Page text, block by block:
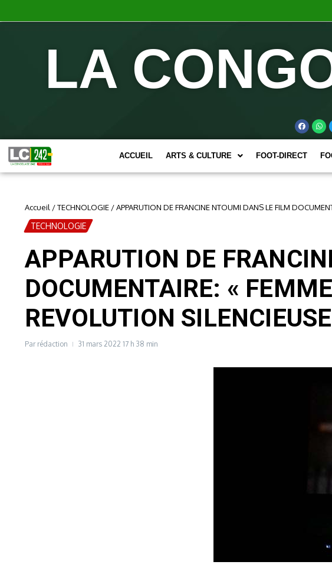
LA
ACCUEIL ARTS & CULTURE FOOT-DIRECT
Accueil /TECHNOLOGIE /APPARUTION DE FRANCINE NTOUMI DANS LE FILM
TECHNOLOGIE
APPARUTION DE
DOCUMENTAIRE: «
REVOLUTION
Par rédaction 31 mars 2022 17 h 38 min